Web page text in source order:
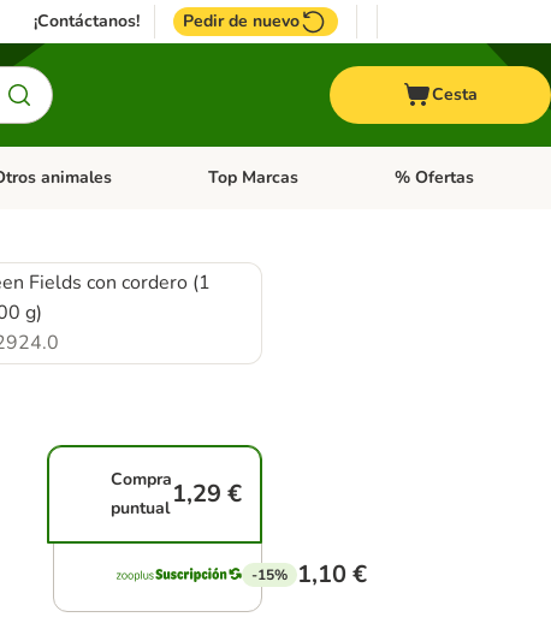
¡Contáctanos! Pedir de nuevo
Cesta
Roedores y +
de categoria abierto: Pájaros
animales Menú de categoria abierto: Otros animales
Top Marcas Menú de categoria
% Ofertas
Fields con cordero (1
g)
Compra
puntual 1,29 €
-15% 1,10 €